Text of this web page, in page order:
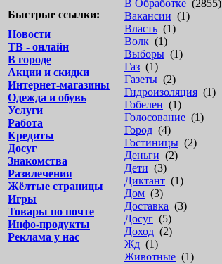
Быстрые ссылки:
Новости
ТВ - онлайн
В городе
Акции и скидки
Интернет-магазины
Одежда и обувь
Услуги
Работа
Кредиты
Досуг
Знакомства
Развлечения
Жёлтые страницы
Игры
Товары по почте
Инфо-продукты
Реклама у нас
В Обработке (2855)
Вакансии (1)
Власть (1)
Волк (1)
Выборы (1)
Газ (1)
Газеты (2)
Гидроизоляция (1)
Гобелен (1)
Голосование (1)
Город (4)
Гостиницы (2)
Деньги (2)
Дети (3)
Диктант (1)
Дом (3)
Доставка (3)
Досуг (5)
Доход (2)
Жд (1)
Животные (1)